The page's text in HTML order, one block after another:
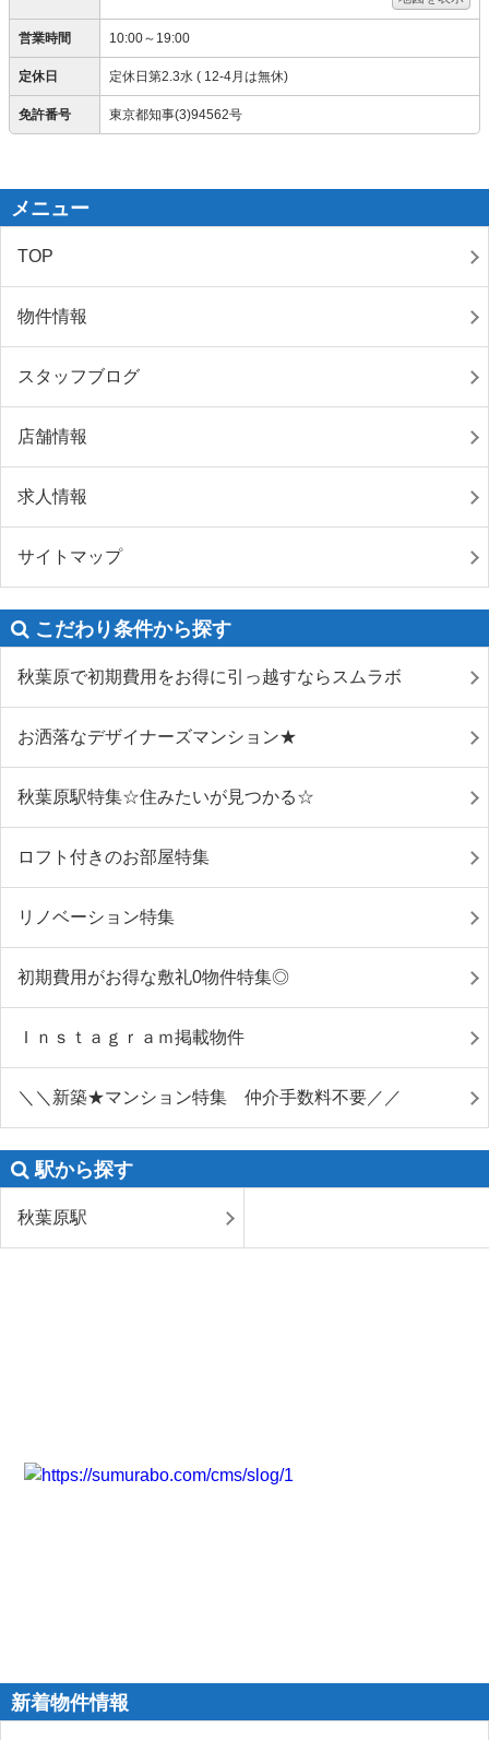
営業時間 10:00～19:00
定休日 定休日第2.3水 ( 12-4月は無休)
免許番号 東京都知事(3)94562号
メニュー
TOP
物件情報
スタッフブログ
店舗情報
求人情報
サイトマップ
こだわり条件から探す
秋葉原で初期費用をお得に引っ越すならスムラボ
お洒落なデザイナーズマンション★
秋葉原駅特集☆住みたいが見つかる☆
ロフト付きのお部屋特集
リノベーション特集
初期費用がお得な敷礼0物件特集◎
Ｉｎｓｔａｇｒａｍ掲載物件
＼＼新築★マンション特集 仲介手数料不要／／
駅から探す
秋葉原駅
新着物件情報